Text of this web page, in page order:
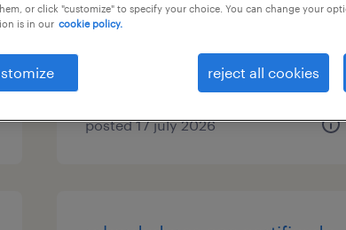
móstoles, madrid
posted 17 july 2026
or click "customize" to specify your choice. You can change your
is in our cookie policy.
reject all cookies